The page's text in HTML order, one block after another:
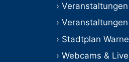
Stadtplan
Webcams &